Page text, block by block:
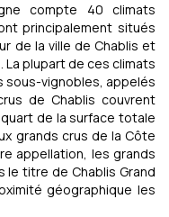
compte 40 climats
principalement situés
de la ville de Chablis et
La plupart de ces climats
sous-vignobles, appelés
de Chablis couvrent
de la surface totale
grands crus de la Côte
appellation, les grands
le titre de Chablis Grand
géographique les